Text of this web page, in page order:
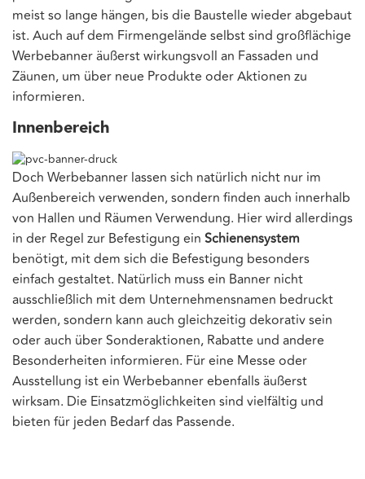
meist so lange hängen, bis die Baustelle wieder abgebaut
ist. Auch auf dem Firmengelände selbst sind großflächige
Werbebanner äußerst wirkungsvoll an Fassaden und
Zäunen, um über neue Produkte oder Aktionen zu
informieren.
Innenbereich
Doch Werbebanner lassen sich natürlich nicht nur im
Außenbereich verwenden, sondern finden auch innerhalb
von Hallen und Räumen Verwendung. Hier wird allerdings
in der Regel zur Befestigung ein Schienensystem
benötigt, mit dem sich die Befestigung besonders
einfach gestaltet. Natürlich muss ein Banner nicht
ausschließlich mit dem Unternehmensnamen bedruckt
werden, sondern kann auch gleichzeitig dekorativ sein
oder auch über Sonderaktionen, Rabatte und andere
Besonderheiten informieren. Für eine Messe oder
Ausstellung ist ein Werbebanner ebenfalls äußerst
wirksam. Die Einsatzmöglichkeiten sind vielfältig und
bieten für jeden Bedarf das Passende.